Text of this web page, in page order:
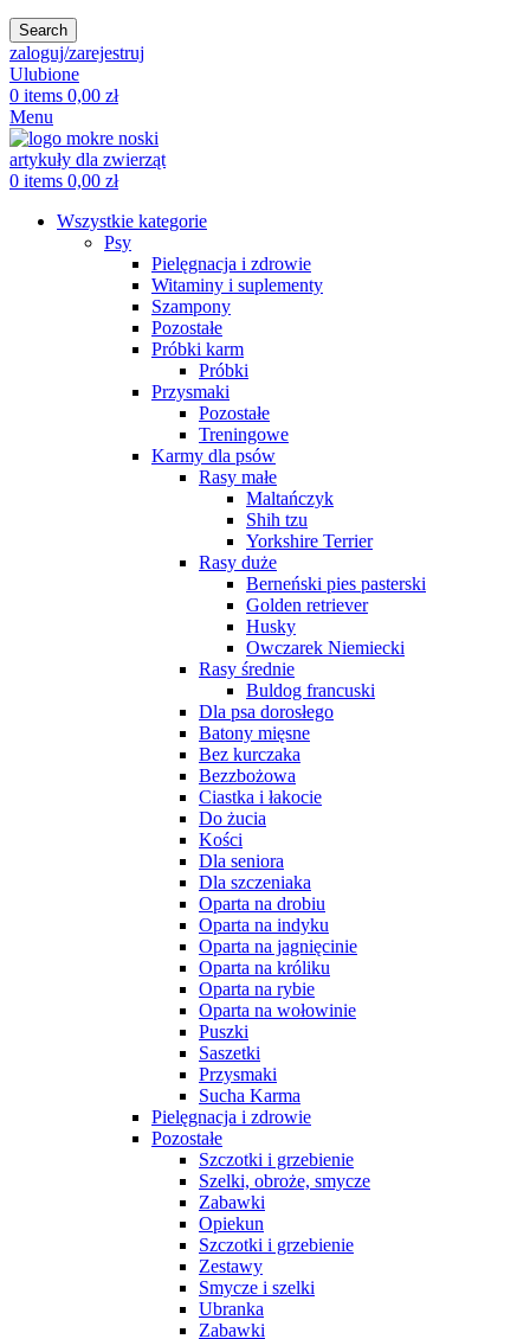
Search
zaloguj/zarejestruj
Ulubione
0 items 0,00 zł
Menu
0 items 0,00 zł
Wszystkie kategorie
Psy
Pielęgnacja i zdrowie
Witaminy i suplementy
Szampony
Pozostałe
Próbki karm
Próbki
Przysmaki
Pozostałe
Treningowe
Karmy dla psów
Rasy małe
Maltańczyk
Shih tzu
Yorkshire Terrier
Rasy duże
Berneński pies pasterski
Golden retriever
Husky
Owczarek Niemiecki
Rasy średnie
Buldog francuski
Dla psa dorosłego
Batony mięsne
Bez kurczaka
Bezzbożowa
Ciastka i łakocie
Do żucia
Kości
Dla seniora
Dla szczeniaka
Oparta na drobiu
Oparta na indyku
Oparta na jagnięcinie
Oparta na króliku
Oparta na rybie
Oparta na wołowinie
Puszki
Saszetki
Przysmaki
Sucha Karma
Pielęgnacja i zdrowie
Pozostałe
Szczotki i grzebienie
Szelki, obroże, smycze
Zabawki
Opiekun
Szczotki i grzebienie
Zestawy
Smycze i szelki
Ubranka
Zabawki